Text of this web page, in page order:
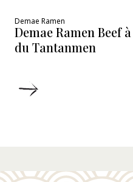
Demae Ramen
Demae Ramen Beef
du Tantanmen